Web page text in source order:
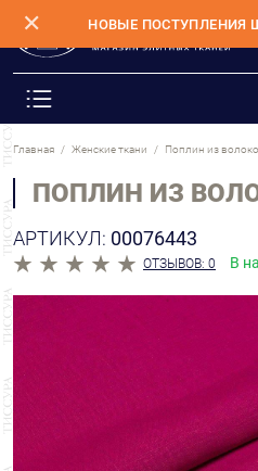
✕ НОВЫЕ ПОСТУПЛЕНИЯ
Главная Женские ткани Поплин из
ПОПЛИН ИЗ
АРТИКУЛ: 00076443
ОТЗЫВОВ: 0 В